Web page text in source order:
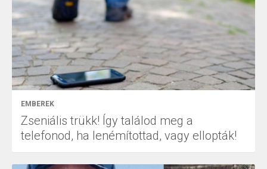
EMBEREK
Zseniális trükk! Így találod meg a
telefonod, ha lenémítottad, vagy ellopták!